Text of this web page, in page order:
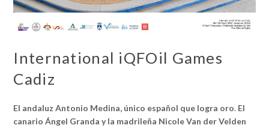
International iQFOil Games
Cadiz
El andaluz Antonio Medina, único español que logra oro. El
canario Ángel Granda y la madrileña Nicole Van der Velden